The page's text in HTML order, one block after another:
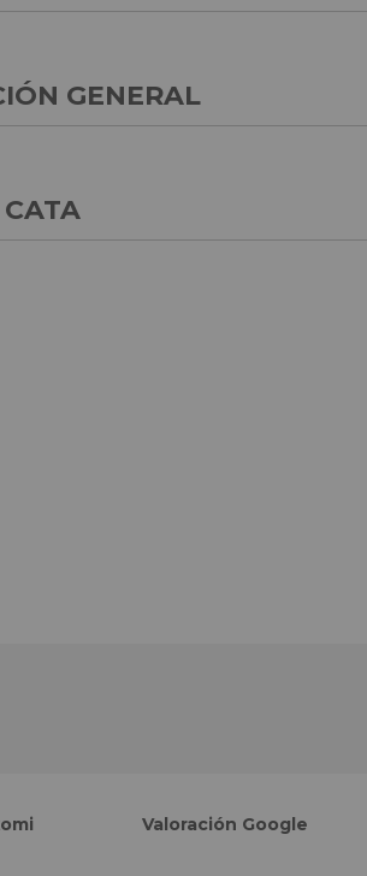
GENERAL
Valoración Google